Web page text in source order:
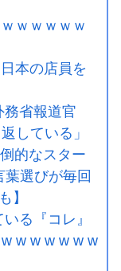
ｗｗｗｗｗ
本の店員を
務省報道官
している」
的なスター
選びが毎回
】
る『コレ』
w w w w w w